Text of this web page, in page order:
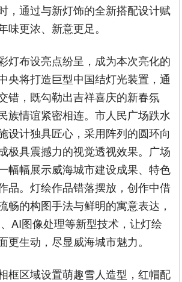
，通过与新灯饰的全新搭配设计赋
味更浓、新意更足。
灯布设亮点纷呈，成为本次亮化的
央将打造巨型中国结灯光装置，通
错，既勾勒出吉祥喜庆的新春氛
族情谊紧密相连。市人民广场跌水
设计独具匠心，采用阵列的圆环向
极具震撼力的视觉透视效果。广场
幅幅展示威海城市建设成果、特色
品。灯绘作品错落摆放，创作中借
畅的构图手法与鲜明的寓意表达，
AI图像处理等新型技术，让灯绘
更生动，尽显威海城市魅力。
框区域设置萌趣雪人造型，红帽配